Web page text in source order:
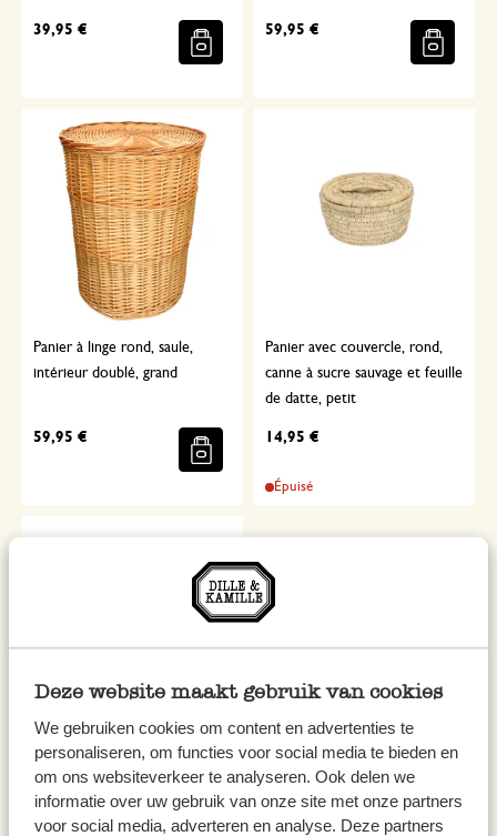
Deze website maakt gebruik van cookies
We gebruiken cookies om content en advertenties te
personaliseren, om functies voor social media te bieden en
om ons websiteverkeer te analyseren. Ook delen we
informatie over uw gebruik van onze site met onze partners
voor social media, adverteren en analyse. Deze partners
39,95 € 59,95 €
Panier à linge rond, saule,
intérieur doublé, grand
59,95 €
Panier avec couvercle, rond,
canne à sucre sauvage et feuille
de datte, petit
14,95 €
Épuisé
Panier avec couvercle, rond,
canne à sucre sauvage et feuille
de datte, moyen